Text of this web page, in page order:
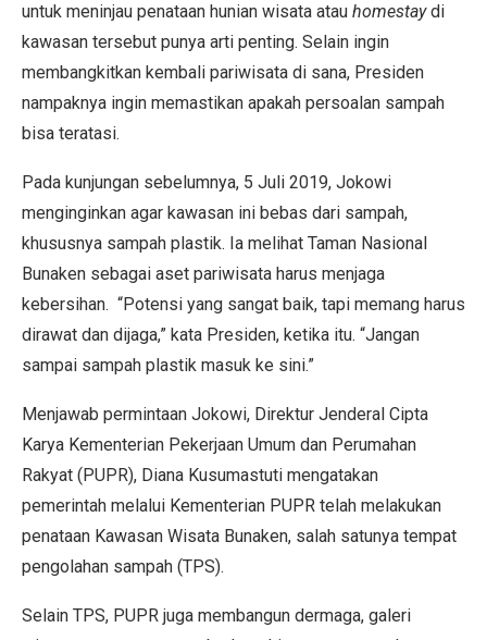
untuk meninjau penataan hunian wisata atau homestaydi
kawasan tersebut punya arti penting. Selain ingin
membangkitkan kembali pariwisata di sana, Presiden
nampaknya ingin memastikan apakah persoalan sampah
bisa teratasi.
Pada kunjungan sebelumnya, 5 Juli 2019, Jokowi
menginginkan agar kawasan ini bebas dari sampah,
khususnya sampah plastik. Ia melihat Taman Nasional
Bunaken sebagai aset pariwisata harus menjaga
kebersihan. “Potensi yang sangat baik, tapi memang harus
dirawat dan dijaga,” kata Presiden, ketika itu. “Jangan
sampai sampah plastik masuk ke sini.”
Menjawab permintaan Jokowi, Direktur Jenderal Cipta
Karya Kementerian Pekerjaan Umum dan Perumahan
Rakyat (PUPR), Diana Kusumastuti mengatakan
pemerintah melalui Kementerian PUPR telah melakukan
penataan Kawasan Wisata Bunaken, salah satunya tempat
pengolahan sampah (TPS).
Selain TPS, PUPR juga membangun dermaga, galeri